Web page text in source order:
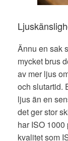
Ännu en sak
mycket brus
av mer ljus
och slutartid.
ljus än en
det ger stor
har ISO
kvalitet som